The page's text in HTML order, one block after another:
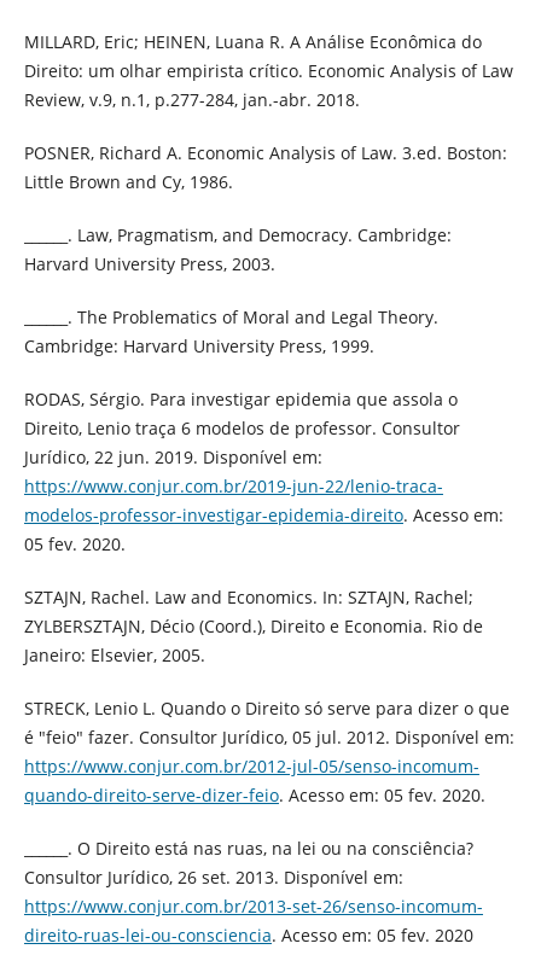
MILLARD, Eric; HEINEN, Luana R. A Análise Econômica do
Direito: um olhar empirista crítico. Economic Analysis of Law
Review, v.9, n.1, p.277-284, jan.-abr. 2018.
POSNER, Richard A. Economic Analysis of Law. 3.ed. Boston:
Little Brown and Cy, 1986.
______. Law, Pragmatism, and Democracy. Cambridge:
Harvard University Press, 2003.
______. The Problematics of Moral and Legal Theory.
Cambridge: Harvard University Press, 1999.
RODAS, Sérgio. Para investigar epidemia que assola o
Direito, Lenio traça 6 modelos de professor. Consultor
Jurídico, 22 jun. 2019. Disponível em:
https://www.conjur.com.br/2019-jun-22/lenio-traca-
modelos-professor-investigar-epidemia-direito. Acesso em:
05 fev. 2020.
SZTAJN, Rachel. Law and Economics. In: SZTAJN, Rachel;
ZYLBERSZTAJN, Décio (Coord.), Direito e Economia. Rio de
Janeiro: Elsevier, 2005.
STRECK, Lenio L. Quando o Direito só serve para dizer o que
é "feio" fazer. Consultor Jurídico, 05 jul. 2012. Disponível em:
https://www.conjur.com.br/2012-jul-05/senso-incomum-
quando-direito-serve-dizer-feio. Acesso em: 05 fev. 2020.
______. O Direito está nas ruas, na lei ou na consciência?
Consultor Jurídico, 26 set. 2013. Disponível em:
https://www.conjur.com.br/2013-set-26/senso-incomum-
direito-ruas-lei-ou-consciencia. Acesso em: 05 fev. 2020